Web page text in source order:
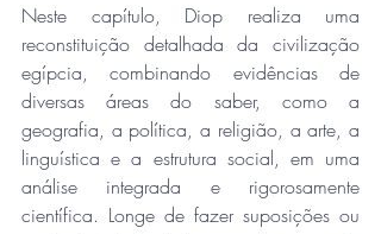
Neste capítulo, Diop realiza uma
reconstituição detalhada da civilização
egípcia, combinando evidências de
diversas áreas do saber, como a
geografia, a política, a religião, a arte, a
linguística e a estrutura social, em uma
análise integrada e rigorosamente
científica. Longe de fazer suposições ou